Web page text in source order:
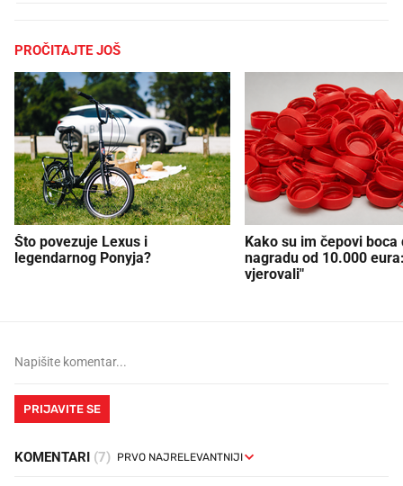
PROČITAJTE JOŠ
Što povezuje Lexus i
legendarnog Ponyja?
Kako su im čepovi boca
nagradu od 10.000
vjerovali"
PRIJAVITE SE
KOMENTARI (7)